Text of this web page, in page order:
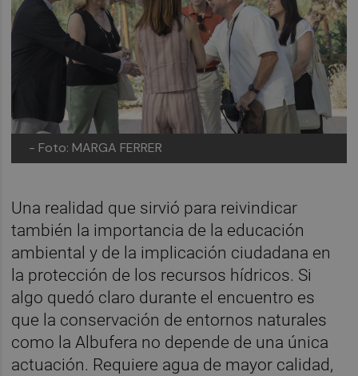
- Foto: MARGA FERRER
Una realidad que sirvió para reivindicar
también la importancia de la educación
ambiental y de la implicación ciudadana en
la protección de los recursos hídricos. Si
algo quedó claro durante el encuentro es
que la conservación de entornos naturales
como la Albufera no depende de una única
actuación. Requiere agua de mayor calidad,